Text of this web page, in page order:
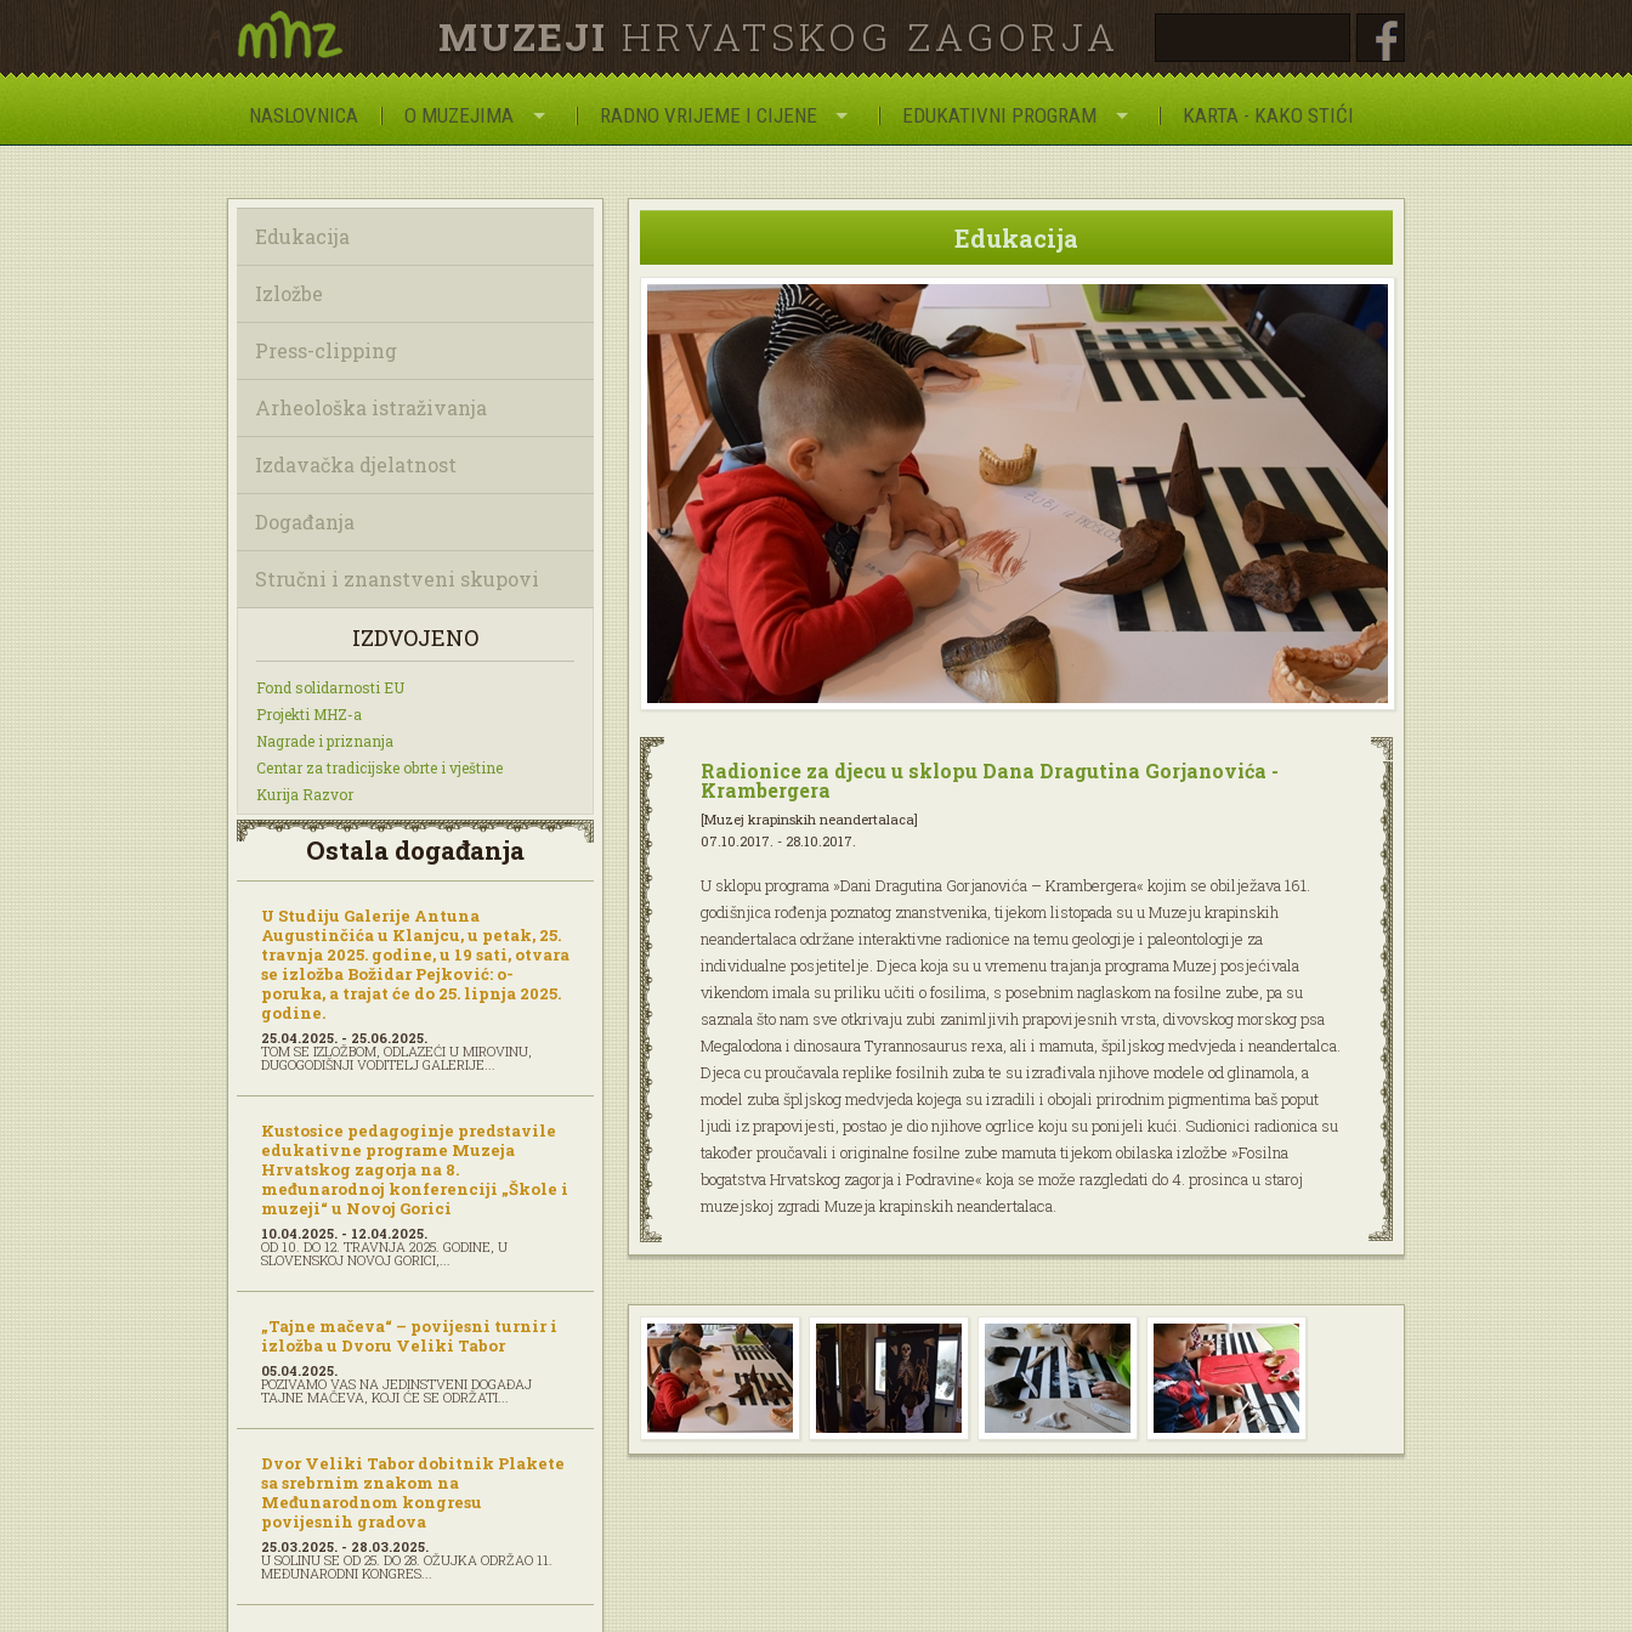
MUZEJI HRVATSKOG ZAGORJA
NASLOVNICA O MUZEJIMA RADNO VRIJEME I CIJENE EDUKATIVNI PROGRAM KARTA - KAKO STIĆI
Edukacija
Izložbe
Press-clipping
Arheološka istraživanja
Izdavačka djelatnost
Događanja
Stručni i znanstveni skupovi
IZDVOJENO
Fond solidarnosti EU
Projekti MHZ-a
Nagrade i priznanja
Centar za tradicijske obrte i vještine
Kurija Razvor
Ostala događanja
U Studiju Galerije Antuna
Augustinčića u Klanjcu, u petak, 25.
travnja 2025. godine, u 19 sati, otvara
se izložba Božidar Pejković: o-
poruka, a trajat će do 25. lipnja 2025.
godine.
25.04.2025. - 25.06.2025.
TOM SE IZLOŽBOM, ODLAZEĆI U MIROVINU,
DUGOGODIŠNJI VODITELJ GALERIJE...
Kustosice pedagoginje predstavile
edukativne programe Muzeja
Hrvatskog zagorja na 8.
međunarodnoj konferenciji „Škole i
muzeji“ u Novoj Gorici
10.04.2025. - 12.04.2025.
OD 10. DO 12. TRAVNJA 2025. GODINE, U
SLOVENSKOJ NOVOJ GORICI,...
„Tajne mačeva“ – povijesni turnir i
izložba u Dvoru Veliki Tabor
05.04.2025.
POZIVAMO VAS NA JEDINSTVENI DOGAĐAJ
TAJNE MAČEVA, KOJI ĆE SE ODRŽATI...
Dvor Veliki Tabor dobitnik Plakete
sa srebrnim znakom na
Međunarodnom kongresu
povijesnih gradova
25.03.2025. - 28.03.2025.
U SOLINU SE OD 25. DO 28. OŽUJKA ODRŽAO 11.
MEĐUNARODNI KONGRES...
Edukacija
Radionice za djecu u sklopu Dana Dragutina Gorjanovića -
Krambergera
[Muzej krapinskih neandertalaca]
07.10.2017. - 28.10.2017.
U sklopu programa »Dani Dragutina Gorjanovića – Krambergera« kojim se obilježava 161.
godišnjica rođenja poznatog znanstvenika, tijekom listopada su u Muzeju krapinskih
neandertalaca održane interaktivne radionice na temu geologije i paleontologije za
individualne posjetitelje. Djeca koja su u vremenu trajanja programa Muzej posjećivala
vikendom imala su priliku učiti o fosilima, s posebnim naglaskom na fosilne zube, pa su
saznala što nam sve otkrivaju zubi zanimljivih prapovijesnih vrsta, divovskog morskog psa
Megalodona i dinosaura Tyrannosaurus rexa, ali i mamuta, špiljskog medvjeda i neandertalca.
Djeca cu proučavala replike fosilnih zuba te su izrađivala njihove modele od glinamola, a
model zuba špljskog medvjeda kojega su izradili i obojali prirodnim pigmentima baš poput
ljudi iz prapovijesti, postao je dio njihove ogrlice koju su ponijeli kući. Sudionici radionica su
također proučavali i originalne fosilne zube mamuta tijekom obilaska izložbe »Fosilna
bogatstva Hrvatskog zagorja i Podravine« koja se može razgledati do 4. prosinca u staroj
muzejskoj zgradi Muzeja krapinskih neandertalaca.